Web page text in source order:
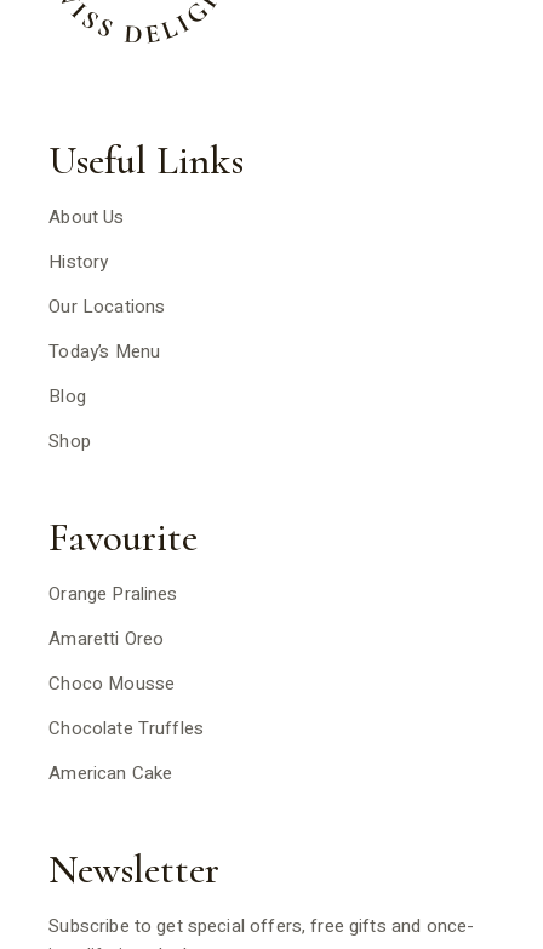
Useful Links
About Us
History
Our Locations
Today’s Menu
Blog
Shop
Favourite
Orange Pralines
Amaretti Oreo
Choco Mousse
Chocolate Truffles
American Cake
Newsletter
Subscribe to get special offers, free gifts and once-